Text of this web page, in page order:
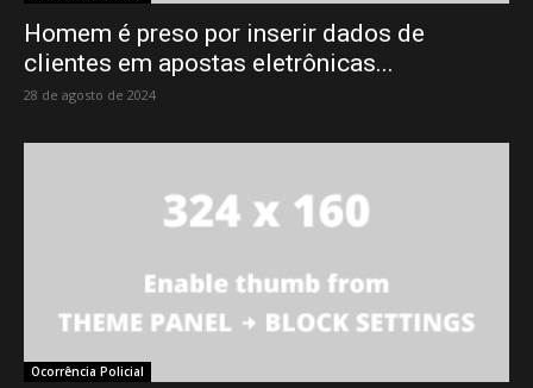
Homem é preso por inserir dados de
clientes em apostas eletrônicas...
28 de agosto de 2024
Ocorrência Policial